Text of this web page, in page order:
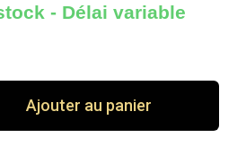
- Délai variable
Ajouter au panier